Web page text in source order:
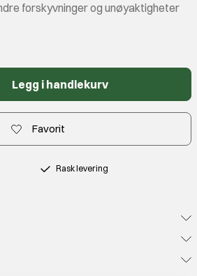
forskyvninger og unøyaktigheter
Legg i handlekurv
Favorit
Rask levering